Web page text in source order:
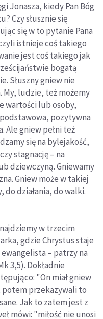
Jonasza, kiedy Pan Bóg
Czy słusznie się
się w to pytanie Pana
istnieje coś takiego
jest coś takiego jak
bogatą
Słuszny gniew nie
My, ludzie, też możemy
wartości lub osoby,
pozytywna
Ale gniew pełni też
się na bylejakość,
stagnację – na
dziewczyną. Gniewamy
Gniew może w takiej
do działania, do walki.
w trzecim
gdzie Chrystus staje
– patrzy na
3,5). Dokładnie
"On miał gniew
potem przekazywali to
Jak to zatem jest z
mówi: "miłość nie unosi